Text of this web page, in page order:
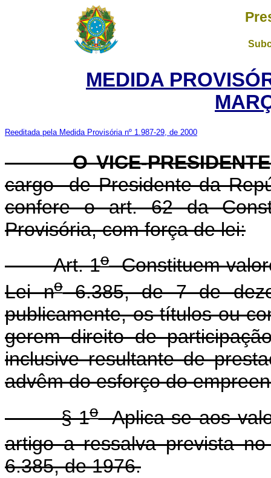
MEDIDA
Reeditada pela Medida Provisória nº 1.987-29, de 2000
O VICE-PRESIDENTE
cargo de Presidente da
confere o art. 62 da
Provisória, com força de lei:
Art. 1oConstituem
Lei no6.385, de 7 de
publicamente, os títulos ou
gerem direito de
inclusive resultante de
advêm do esforço do
§ 1oAplica-se aos
artigo a ressalva prevista
6.385, de 1976.